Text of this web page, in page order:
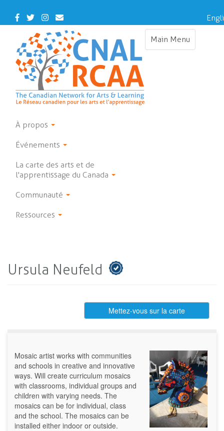
main
Facebook
TwitterInstagram
Contact
Us
Main Menu
Toggle
À propos
Événements
La carte des arts et de
l'apprentissage du Canada
Communauté
Ressources
Ursula Neufeld
Mettez-vous sur la carte
Mosaic artist works with communities
and schools in creative and innovative
ways. Will create curriculum mosaics
with classrooms, individual groups and
children with varying needs. The
mosaics can be for individual, class
and the school. The mosaics can be
installed either indoor or outside.